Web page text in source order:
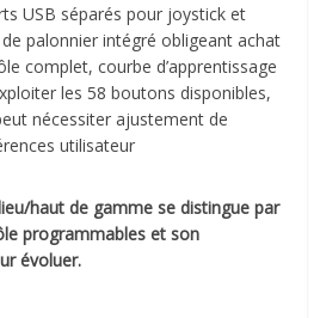
USB séparés pour joystick et
palonnier intégré obligeant achat
complet, courbe d’apprentissage
les 58 boutons disponibles,
nécessiter ajustement de
utilisateur
haut de gamme se distingue par
programmables et son
évoluer.